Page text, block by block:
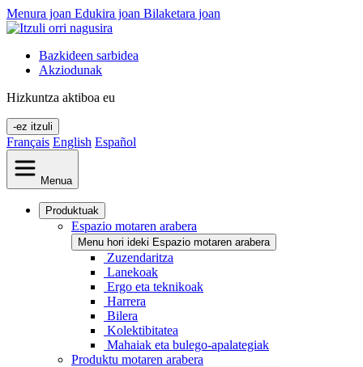
Menura joan Edukira joan Bilaketara joan
Bazkideen sarbidea
Akziodunak
Hizkuntza aktiboa eu
-ez itzuli
Français English Español
Menua
Produktuak
Espazio motaren arabera
Menu hori ideki Espazio motaren arabera
Zuzendaritza
Lanekoak
Ergo eta teknikoak
Harrera
Bilera
Kolektibitatea
Mahaiak eta bulego-apalategiak
Produktu motaren arabera